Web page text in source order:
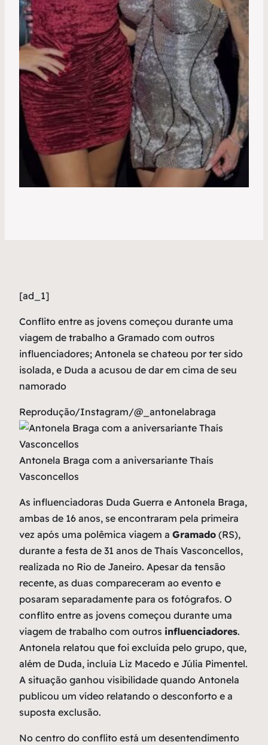
[ad_1]
Conflito entre as jovens começou durante uma
viagem de trabalho a Gramado com outros
influenciadores; Antonela se chateou por ter sido
isolada, e Duda a acusou de dar em cima de seu
namorado
Reprodução/Instagram/@_antonelabraga
Antonela Braga com a aniversariante Thaís
Vasconcellos
As influenciadoras Duda Guerra e Antonela Braga,
ambas de 16 anos, se encontraram pela primeira
vez após uma polêmica viagem a Gramado (RS),
durante a festa de 31 anos de Thaís Vasconcellos,
realizada no Rio de Janeiro. Apesar da tensão
recente, as duas compareceram ao evento e
posaram separadamente para os fotógrafos. O
conflito entre as jovens começou durante uma
viagem de trabalho com outros influenciadores.
Antonela relatou que foi excluída pelo grupo, que,
além de Duda, incluía Liz Macedo e Júlia Pimentel.
A situação ganhou visibilidade quando Antonela
publicou um vídeo relatando o desconforto e a
suposta exclusão.
No centro do conflito está um desentendimento